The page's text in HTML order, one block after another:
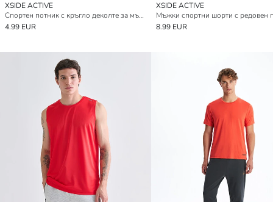
XSIDE ACTIVE
Спортен потник с кръгло деколте за мъже
4.99 EUR
XSIDE ACTIVE
8.99 EUR